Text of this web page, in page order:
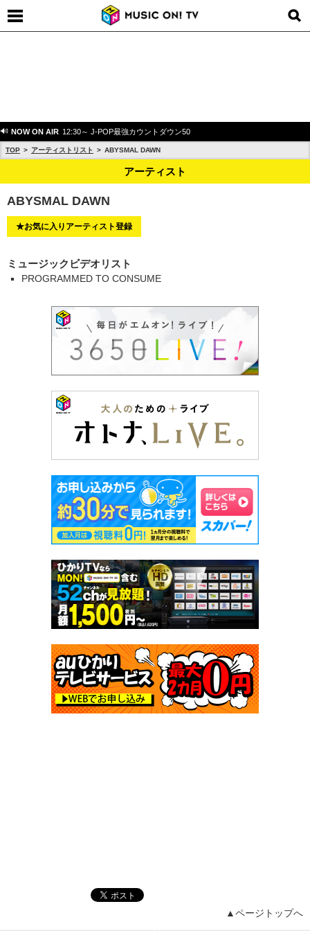
NOW ON AIR 12:30～ J-POP最強カウントダウン50
TOP アーティストリスト ABYSMAL DAWN
アーティスト
ABYSMAL DAWN
★お気に入りアーティスト登録
ミュージックビデオリスト
PROGRAMMED TO CONSUME
▲ページトップへ